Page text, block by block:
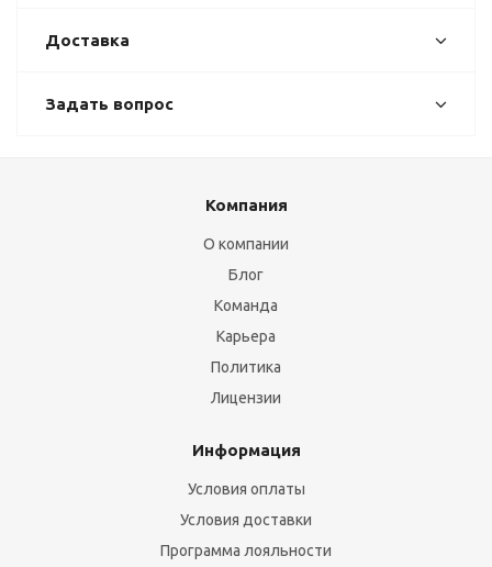
Доставка
Задать вопрос
Компания
О компании
Блог
Команда
Карьера
Политика
Лицензии
Информация
Условия оплаты
Условия доставки
Программа лояльности